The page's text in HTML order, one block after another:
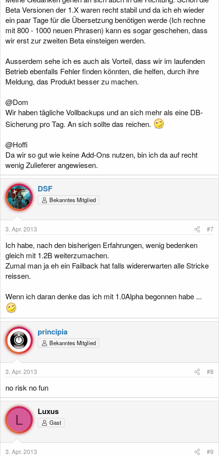
Beta Versionen der 1.X waren recht stabil und da ich eh wieder
ein paar Tage für die Übersetzung benötigen werde (Ich rechne
mit 800 - 1000 neuen Phrasen) kann es sogar geschehen, dass
wir erst zur zweiten Beta einsteigen werden.
Ausserdem sehe ich es auch als Vorteil, dass wir im laufenden
Betrieb ebenfalls Fehler finden könnten, die helfen, durch ihre
Meldung, das Produkt besser zu machen.
@Dom
Wir haben tägliche Vollbackups und an sich mehr als eine DB-
Sicherung pro Tag. An sich sollte das reichen.
@Hoffi
Da wir so gut wie keine Add-Ons nutzen, bin ich da auf recht
wenig Zulieferer angewiesen.
DSF
Bekanntes Mitglied
3. Apr. 2013 #7
Ich habe, nach den bisherigen Erfahrungen, wenig bedenken
gleich mit 1.2B weiterzumachen.
Zumal man ja eh ein Failback hat falls widererwarten alle Stricke
reissen.
Wenn ich daran denke das ich mit 1.0Alpha begonnen habe ...
principia
Bekanntes Mitglied
3. Apr. 2013 #8
no risk no fun
L
Luxus
Gast
3. Apr. 2013 #9